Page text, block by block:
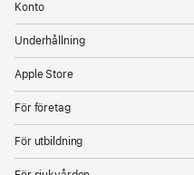
Konto
Underhållning
Apple Store
För företag
För utbildning